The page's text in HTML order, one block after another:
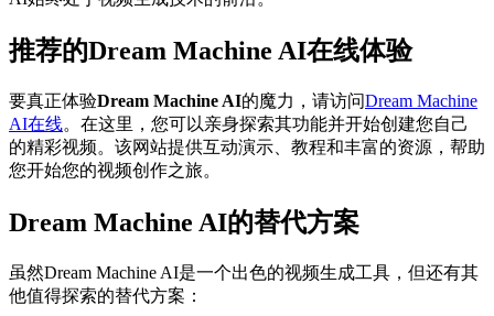
推荐的Dream Machine AI在线体验
要真正体验Dream Machine AI的魔力，请访问Dream Machine
AI在线。在这里，您可以亲身探索其功能并开始创建您自己
的精彩视频。该网站提供互动演示、教程和丰富的资源，帮助
您开始您的视频创作之旅。
Dream Machine AI的替代方案
虽然Dream Machine AI是一个出色的视频生成工具，但还有其
他值得探索的替代方案：